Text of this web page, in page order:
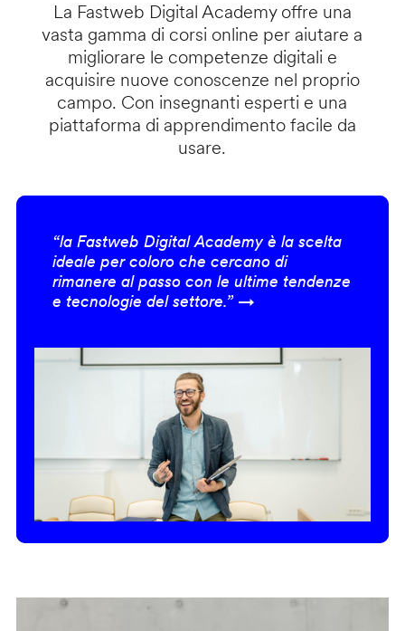
La Fastweb Digital Academy offre una
vasta gamma di corsi online per aiutare a
migliorare le competenze digitali e
acquisire nuove conoscenze nel proprio
campo. Con insegnanti esperti e una
piattaforma di apprendimento facile da
usare.
“la Fastweb Digital Academy è la scelta
ideale per coloro che cercano di
rimanere al passo con le ultime tendenze
e tecnologie del settore.” →